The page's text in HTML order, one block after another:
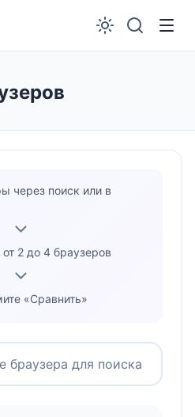
через поиск или в
2 до 4 браузеров
«Сравнить»